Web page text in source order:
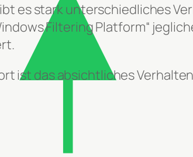
es stark unterschiedliches
Filtering Platform“
ist das absichtliches